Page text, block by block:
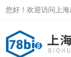
您好！欢迎访问上海